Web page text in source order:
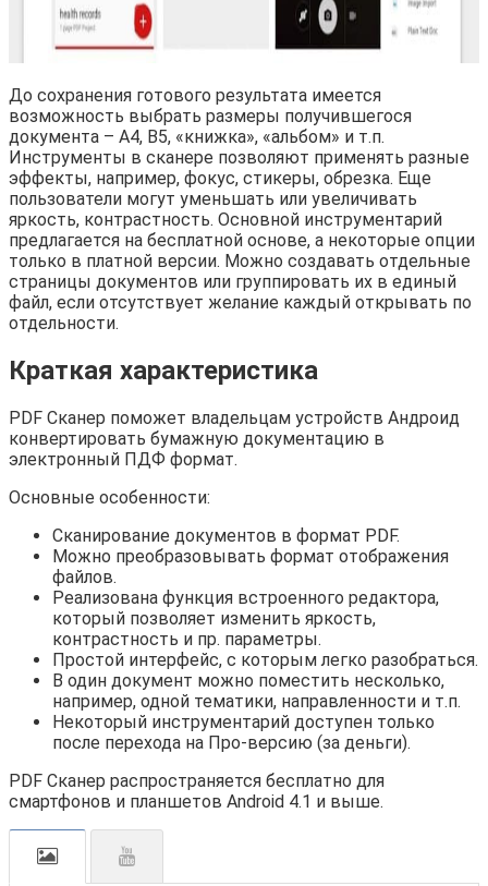
До сохранения готового результата имеется
возможность выбрать размеры получившегося
документа – А4, В5, «книжка», «альбом» и т.п.
Инструменты в сканере позволяют применять разные
эффекты, например, фокус, стикеры, обрезка. Еще
пользователи могут уменьшать или увеличивать
яркость, контрастность. Основной инструментарий
предлагается на бесплатной основе, а некоторые опции
только в платной версии. Можно создавать отдельные
страницы документов или группировать их в единый
файл, если отсутствует желание каждый открывать по
отдельности.
Краткая характеристика
PDF Сканер поможет владельцам устройств Андроид
конвертировать бумажную документацию в
электронный ПДФ формат.
Основные особенности:
Сканирование документов в формат PDF.
Можно преобразовывать формат отображения
файлов.
Реализована функция встроенного редактора,
который позволяет изменить яркость,
контрастность и пр. параметры.
Простой интерфейс, с которым легко разобраться.
В один документ можно поместить несколько,
например, одной тематики, направленности и т.п.
Некоторый инструментарий доступен только
после перехода на Про-версию (за деньги).
PDF Сканер распространяется бесплатно для
смартфонов и планшетов Android 4.1 и выше.